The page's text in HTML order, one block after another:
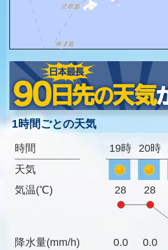
1時間ごとの天気
時間
天気
気温(℃)
降水量(mm/h)
19時 20時
28 28
0.0 0.0